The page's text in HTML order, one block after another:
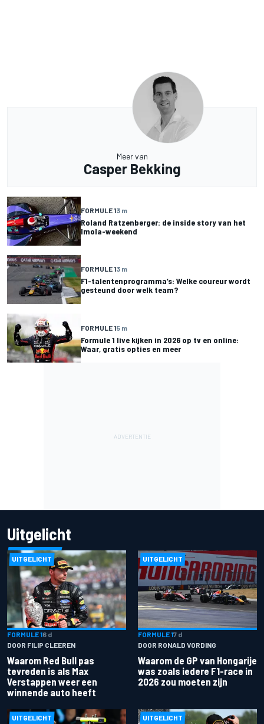
Meer van
Casper Bekking
FORMULE 13 m
Roland Ratzenberger: de inside story van het
Imola-weekend
FORMULE 13 m
F1-talentenprogramma’s: Welke coureur wordt
gesteund door welk team?
FORMULE 15 m
Formule 1 live kijken in 2026 op tv en online:
Waar, gratis opties en meer
Uitgelicht
UITGELICHT
FORMULE 16 d
DOOR FILIP CLEEREN
Waarom Red Bull pas
tevreden is als Max
Verstappen weer een
winnende auto heeft
UITGELICHT
FORMULE 17 d
DOOR RONALD VORDING
Waarom de GP van Hongarije
was zoals iedere F1-race in
2026 zou moeten zijn
UITGELICHT UITGELICHT